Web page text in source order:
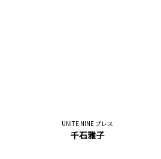
UNITE NINE プレス
千石雅子